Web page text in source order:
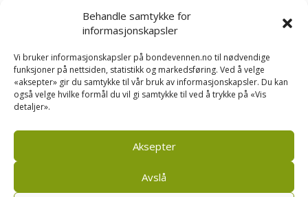
Behandle samtykke for
informasjonskapsler
Vi bruker informasjonskapsler på bondevennen.no til nødvendige
funksjoner på nettsiden, statistikk og markedsføring. Ved å velge
«aksepter» gir du samtykke til vår bruk av informasjonskapsler. Du kan
også velge hvilke formål du vil gi samtykke til ved å trykke på «Vis
detaljer».
Aksepter
Avslå
Kusignal
om kusignal i eit eige hefte.